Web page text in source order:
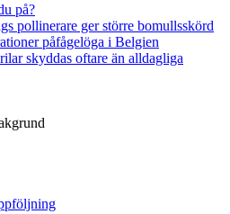
på?
pollinerare ger större bomullsskörd
påfågelöga i Belgien
skyddas oftare än alldagliga